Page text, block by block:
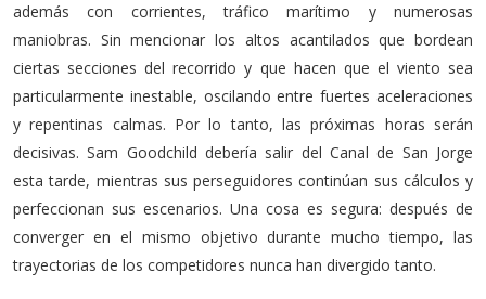
además con corrientes, tráfico marítimo y numerosas
maniobras. Sin mencionar los altos acantilados que bordean
ciertas secciones del recorrido y que hacen que el viento sea
particularmente inestable, oscilando entre fuertes aceleraciones
y repentinas calmas. Por lo tanto, las próximas horas serán
decisivas. Sam Goodchild debería salir del Canal de San Jorge
esta tarde, mientras sus perseguidores continúan sus cálculos y
perfeccionan sus escenarios. Una cosa es segura: después de
converger en el mismo objetivo durante mucho tiempo, las
trayectorias de los competidores nunca han divergido tanto.